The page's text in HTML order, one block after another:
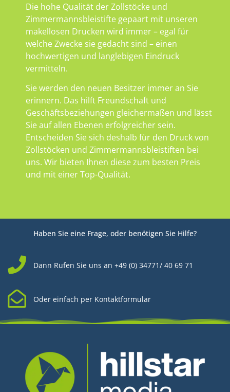
Die hohe Qualität der Zollstöcke und
Zimmermannsbleistifte gepaart mit unseren
makellosen Drucken wird immer – egal für
welche Zwecke sie gedacht sind – einen
hochwertigen und langlebigen Eindruck
vermitteln.
Sie werden den neuen Besitzer immer an Sie
erinnern. Das hilft Freundschaft und
Geschäftsbeziehungen gleichermaßen und lässt
Sie auf allen Ebenen erfolgreicher sein.
Entscheiden Sie sich deshalb für den Druck von
Zollstöcken und Zimmermannsbleistiften bei
uns. Wir bieten Ihnen diese zum besten Preis
und mit einer Top-Qualität.
Haben Sie eine Frage, oder benötigen Sie Hilfe?
Dann Rufen Sie uns an +49 (0) 34771/ 40 69 71
Oder einfach per Kontaktformular